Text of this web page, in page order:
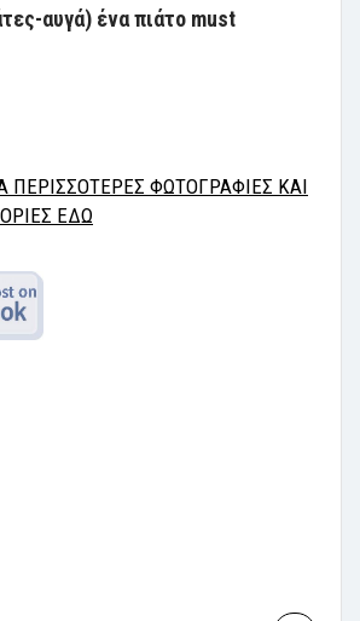
αυγά) ένα πιάτο must
ΠΕΡΙΣΣΟΤΕΡΕΣ ΦΩΤΟΓΡΑΦΙΕΣ ΚΑΙ
ΕΔΩ